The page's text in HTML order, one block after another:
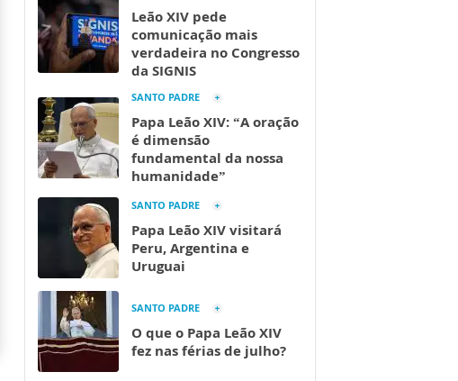
Leão XIV pede
comunicação mais
verdadeira no Congresso
da SIGNIS
SANTO PADRE
Papa Leão XIV: “A oração
é dimensão
fundamental da nossa
humanidade”
SANTO PADRE
Papa Leão XIV visitará
Peru, Argentina e
Uruguai
SANTO PADRE
O que o Papa Leão XIV
fez nas férias de julho?